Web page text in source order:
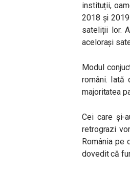
instituții,
2018 și
sateliții lor.
acelorași
Modul
români. Iată
majoritatea
Cei care și-
retrograzi
România pe
dovedit că